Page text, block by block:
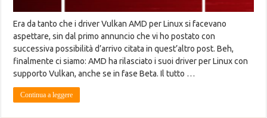
Era da tanto che i driver Vulkan AMD per Linux si facevano
aspettare, sin dal primo annuncio che vi ho postato con
successiva possibilità d’arrivo citata in quest’altro post. Beh,
finalmente ci siamo: AMD ha rilasciato i suoi driver per Linux con
supporto Vulkan, anche se in fase Beta. Il tutto …
Continua a leggere